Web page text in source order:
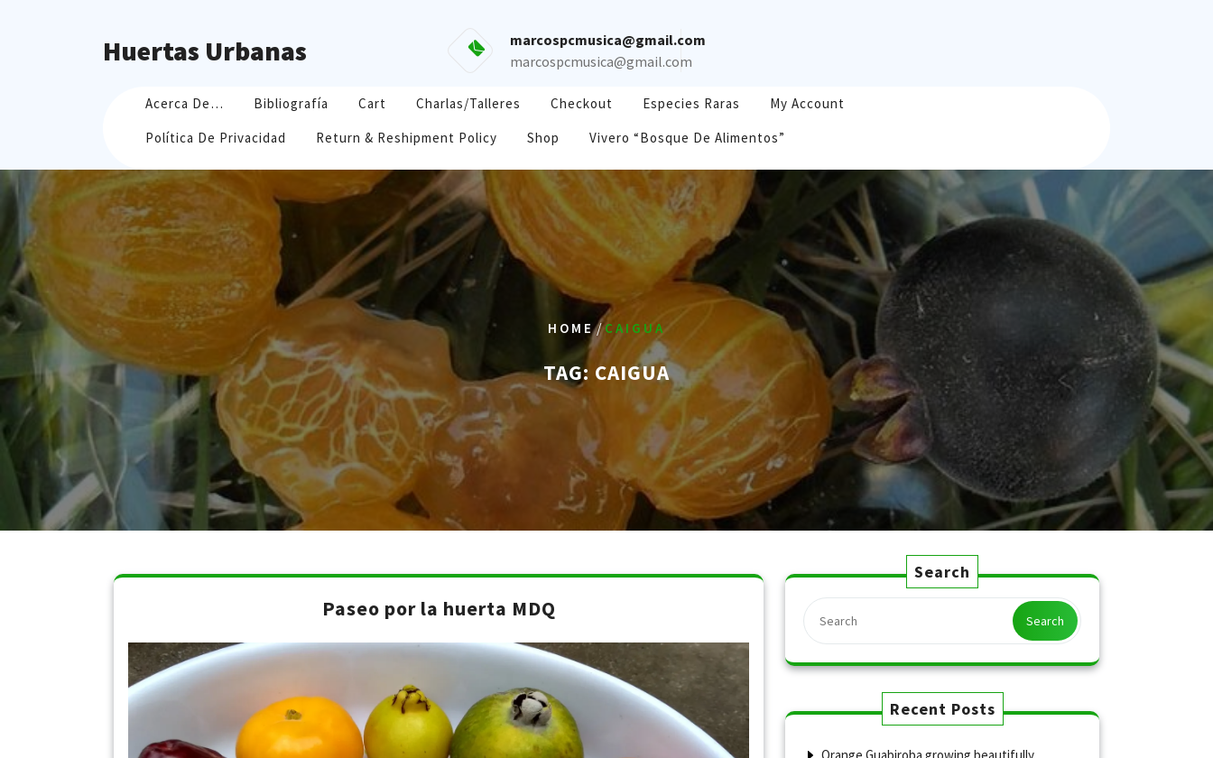
Huertas Urbanas
marcospcmusica@gmail.com
marcospcmusica@gmail.com
Acerca De… Bibliografía Cart Charlas/Talleres Checkout Especies Raras
My Account
Política De Privacidad
Return & Reshipment Policy Shop Vivero “Bosque De Alimentos”
HOME/CAIGUA
TAG: CAIGUA
Paseo por la huerta MDQ
Search
Search
Recent Posts